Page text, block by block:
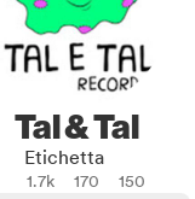
Tal & Tal
Etichetta
1.7k 170
150